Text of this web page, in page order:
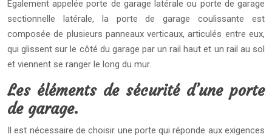
Également appelée porte de garage latérale ou porte de garage
sectionnelle latérale, la porte de garage coulissante est
composée de plusieurs panneaux verticaux, articulés entre eux,
qui glissent sur le côté du garage par un rail haut et un rail au sol
et viennent se ranger le long du mur.
Les éléments de sécurité d’une porte
de garage.
Il est nécessaire de choisir une porte qui réponde aux exigences